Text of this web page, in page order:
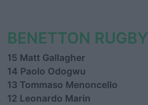
BENETTON RUGBY
15 Matt Gallagher
14 Paolo Odogwu
13 Tommaso Menoncello
12 Leonardo Marin